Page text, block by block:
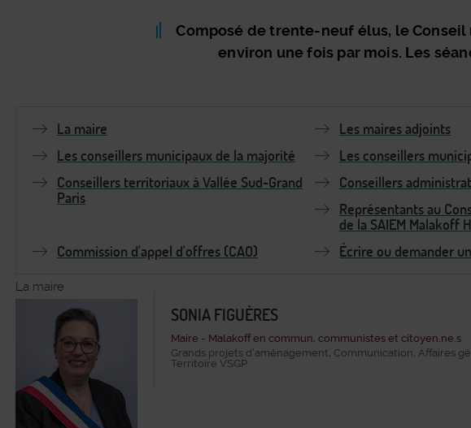
Composé de trente-neuf élus, le
environ une fois par mois. Les
Colonne
Centrale
La maire
Les maires adjoints
Les conseillers municipaux de la majorité
Les conseillers
Conseillers territoriaux à Vallée Sud-Grand
Paris
Conseillers
Représentants au
de la SAIEM Malakoff
Commission d'appel d'offres (CAO)
Écrire ou demander
La maire
SONIA FIGUÈRES
Maire - Malakoff en commun, communistes et citoyen.ne.s
Grands projets d’aménagement, Communication, Affaires
Territoire VSGP